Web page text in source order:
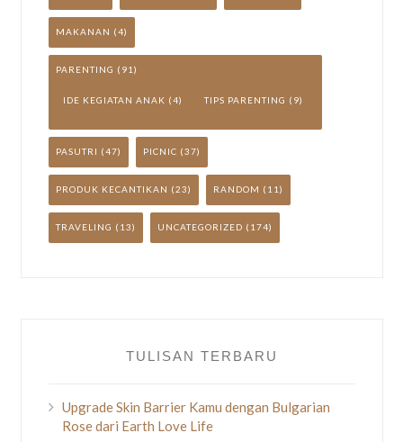
MAKANAN (4)
PARENTING (91)
IDE KEGIATAN ANAK (4) TIPS PARENTING (9)
PASUTRI (47) PICNIC (37)
PRODUK KECANTIKAN (23) RANDOM (11)
TRAVELING (13) UNCATEGORIZED (174)
TULISAN TERBARU
Upgrade Skin Barrier Kamu dengan Bulgarian
Rose dari Earth Love Life